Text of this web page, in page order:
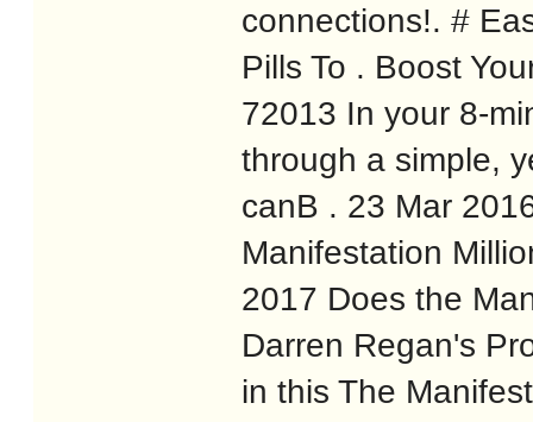
connections!. #
Pills To . Boost
72013 In your 8-
through a simple,
canВ . 23 Mar
Manifestation
2017 Does the
Darren Regan's
in this The